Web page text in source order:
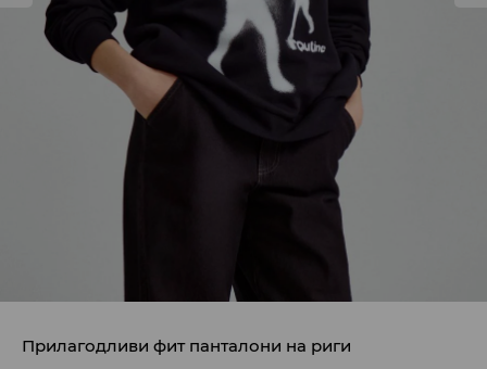
Прилагодливи фит панталони на риги